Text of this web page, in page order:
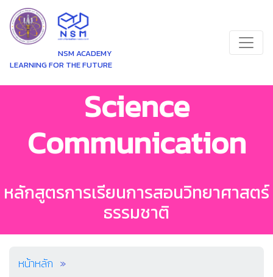
NSM ACADEMY
LEARNING FOR THE FUTURE
Science
Communication
หลักสูตรการเรียนการสอนวิทยาศาสตร์
ธรรมชาติ
หน้าหลัก